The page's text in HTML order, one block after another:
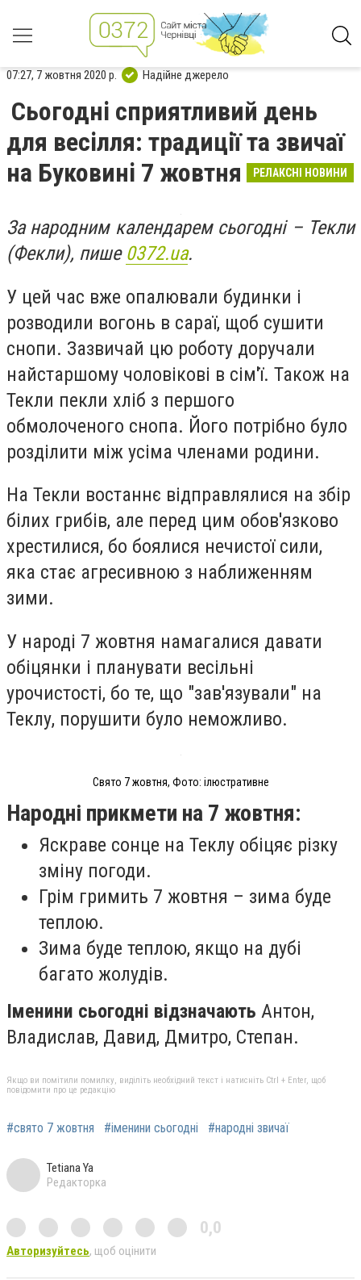
07:27, 7 жовтня 2020 р. Надійне джерело
Сьогодні сприятливий день
для весілля: традиції та звичаї
на Буковині 7 жовтня
РЕЛАКСНІ НОВИНИ
За народним календарем сьогодні – Текли
(Фекли), пише 0372.ua.
У цей час вже опалювали будинки і
розводили вогонь в сараї, щоб сушити
снопи. Зазвичай цю роботу доручали
найстаршому чоловікові в сім'ї. Також на
Текли пекли хліб з першого
обмолоченого снопа. Його потрібно було
розділити між усіма членами родини.
На Текли востаннє відправлялися на збір
білих грибів, але перед цим обов'язково
хрестилися, бо боялися нечистої сили,
яка стає агресивною з наближенням
зими.
У народі 7 жовтня намагалися давати
обіцянки і планувати весільні
урочистості, бо те, що "зав'язували" на
Теклу, порушити було неможливо.
Свято 7 жовтня, Фото: ілюстративне
Народні прикмети на 7 жовтня:
Яскраве сонце на Теклу обіцяє різку
зміну погоди.
Грім гримить 7 жовтня – зима буде
теплою.
Зима буде теплою, якщо на дубі
багато жолудів.
Іменини сьогодні відзначають Антон,
Владислав, Давид, Дмитро, Степан.
Якщо ви помітили помилку, виділіть необхідний текст і натисніть Ctrl + Enter, щоб
повідомити про це редакцію
#свято 7 жовтня #іменини сьогодні #народні звичаї
Tetiana Ya
Редакторка
0,0
Авторизуйтесь, щоб оцінити